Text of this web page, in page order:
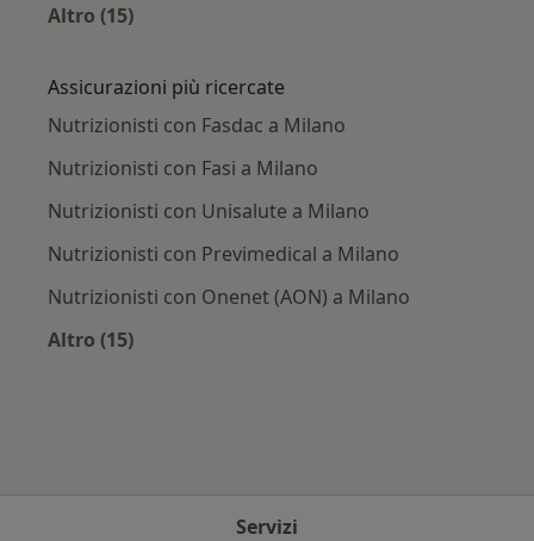
Altro (15)
Assicurazioni più ricercate
Nutrizionisti con Fasdac a Milano
Nutrizionisti con Fasi a Milano
Nutrizionisti con Unisalute a Milano
Nutrizionisti con Previmedical a Milano
Nutrizionisti con Onenet (AON) a Milano
Altro (15)
Servizi